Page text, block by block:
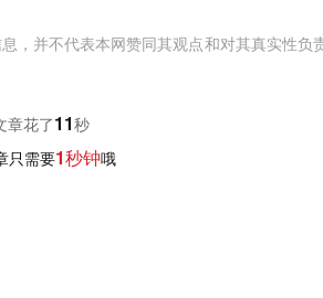
，并不代表本网赞同其观点和对其真实性负
章花了12秒
只需要1秒钟哦